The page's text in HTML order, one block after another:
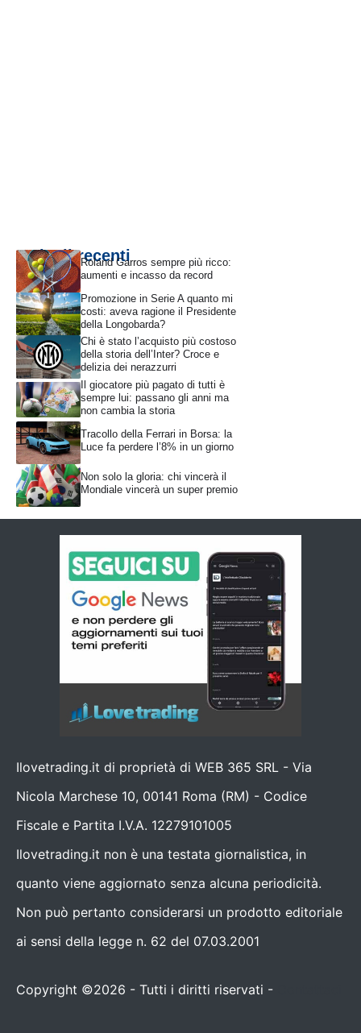
Articoli recentiRoland Garros sempre più ricco:
aumenti e incasso da record
Promozione in Serie A quanto mi
costi: aveva ragione il Presidente
della Longobarda?
Chi è stato l’acquisto più costoso
della storia dell’Inter? Croce e
delizia dei nerazzurri
Il giocatore più pagato di tutti è
sempre lui: passano gli anni ma
non cambia la storia
Tracollo della Ferrari in Borsa: la
Luce fa perdere l’8% in un giorno
Non solo la gloria: chi vincerà il
Mondiale vincerà un super premio
Ilovetrading.it di proprietà di WEB 365 SRL - Via
Nicola Marchese 10, 00141 Roma (RM) - Codice
Fiscale e Partita I.V.A. 12279101005
Ilovetrading.it non è una testata giornalistica, in
quanto viene aggiornato senza alcuna periodicità.
Non può pertanto considerarsi un prodotto editoriale
ai sensi della legge n. 62 del 07.03.2001
Copyright ©2026 - Tutti i diritti riservati -